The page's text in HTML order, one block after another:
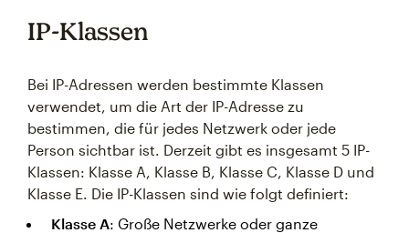
IP-Klassen
Bei IP-Adressen werden bestimmte Klassen
verwendet, um die Art der IP-Adresse zu
bestimmen, die für jedes Netzwerk oder jede
Person sichtbar ist. Derzeit gibt es insgesamt 5 IP-
Klassen: Klasse A, Klasse B, Klasse C, Klasse D und
Klasse E. Die IP-Klassen sind wie folgt definiert:
Klasse A: Große Netzwerke oder ganze